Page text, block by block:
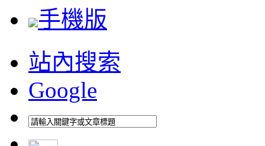
手機版
站內搜索
Google